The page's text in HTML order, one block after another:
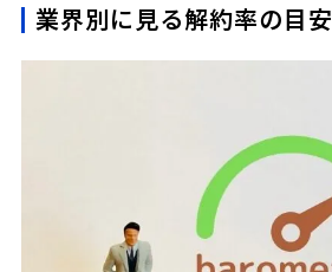
業界別に見る解約率の目安